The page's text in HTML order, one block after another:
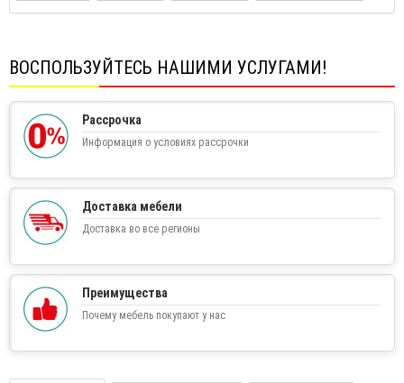
ВОСПОЛЬЗУЙТЕСЬ НАШИМИ УСЛУГАМИ!
Рассрочка
Информация о условиях рассрочки
Доставка мебели
Доставка во все регионы
Преимущества
Почему мебель покупают у нас